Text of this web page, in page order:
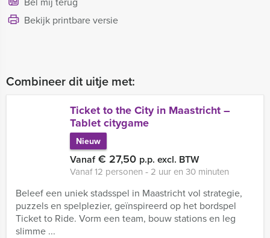
Bekijk printbare versie
Combineer dit uitje met:
Ticket to the City in Maastricht –
Tablet citygame
Nieuw
Vanaf€ 27,50 p.p. excl. BTW
Vanaf 12 personen ‐ 2 uur en 30 minuten
Beleef een uniek stadsspel in Maastricht vol strategie,
puzzels en spelplezier, geïnspireerd op het bordspel
Ticket to Ride. Vorm een team, bouw stations en leg
slimme ...